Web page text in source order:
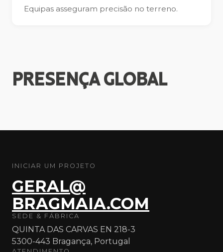
Equipas asseguram precisão no terreno.
PRESENÇA GLOBAL
INICIAR UM PROJETO
GERAL@
BRAGMAIA.COM
SEDE & FÁBRICA
QUINTA DAS CARVAS EN 218-3
5300-443 Bragança, Portugal